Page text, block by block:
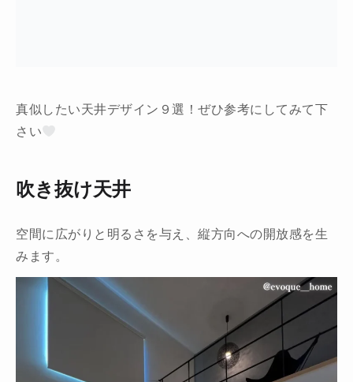
真似したい天井デザイン９選！ぜひ参考にしてみて下
さい
吹き抜け天井
空間に広がりと明るさを与え、縦方向への開放感を生
みます。